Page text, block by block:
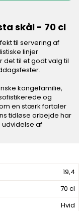
19,4
70 cl
Hvid
skål - 70 cl
til servering af
linjer
til et godt valg til
kongefamilie,
og
en stærk fortaler
tidløse arbejde har
udvidelse af